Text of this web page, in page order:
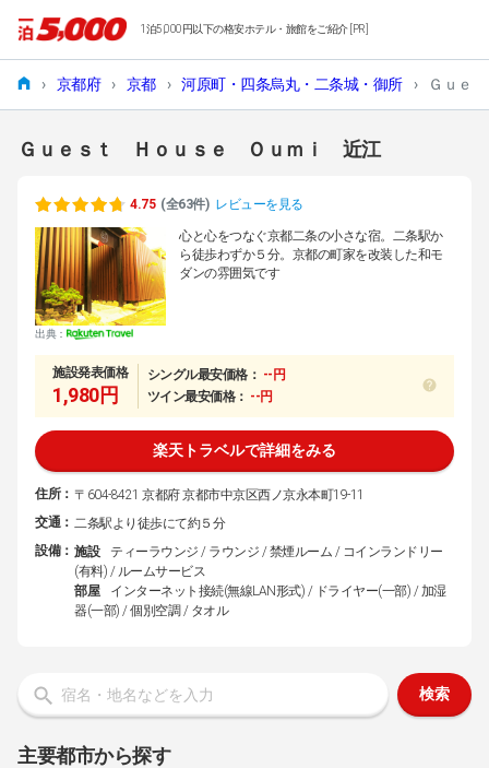
1泊5,000円以下の格安ホテル・旅館をご紹介 [PR]
› 京都府 › 京都 › 河原町・四条烏丸・二条城・御所 › Ｇｕｅ
Ｇｕｅｓｔ Ｈｏｕｓｅ Ｏｕｍｉ 近江
4.75 (全63件) レビューを見る
出典：
心と心をつなぐ京都二条の小さな宿。二条駅か
ら徒歩わずか５分。京都の町家を改装した和モ
ダンの雰囲気です
施設発表価格
1,980円
シングル最安価格： --円
ツイン最安価格： --円
楽天トラベルで詳細をみる
住所： 〒604-8421 京都府 京都市中京区西ノ京永本町19-11
交通： 二条駅より徒歩にて約５分
設備： 施設
ティーラウンジ / ラウンジ / 禁煙ルーム / コインランドリー
(有料) / ルームサービス
部屋
インターネット接続(無線LAN形式) / ドライヤー(一部) / 加湿
器(一部) / 個別空調 / タオル
検索
主要都市から探す